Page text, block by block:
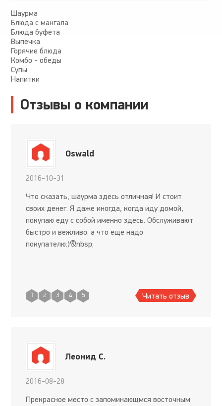
Шаурма
Блюда с мангала
Блюда буфета
Выпечка
Горячие блюда
Комбо - обеды
Супы
Напитки
Отзывы о компании
Oswald
2016-10-31
Что сказать, шаурма здесь отличная! И стоит
своих денег. Я даже иногда, когда иду домой,
покупаю еду с собой именно здесь. Обслуживают
быстро и вежливо. а что еще надо
покупателю:)&nbsp;
1 2 3 4 5 Читать отзыв
Леонид С.
2016-08-28
Прекрасное место с запоминающмся восточным